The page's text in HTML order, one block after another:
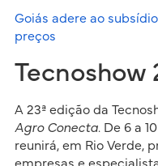
Goiás adere ao
preços
Tecnoshow
A 23ª edição da
Agro Conecta. De 6 a
reunirá, em Rio Verde,
empresas e